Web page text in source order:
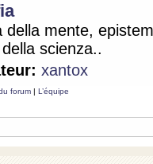
della mente,
scienza..
xantox
forum | L’équipe